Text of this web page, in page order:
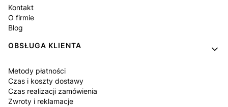
Kontakt
O firmie
Blog
OBSŁUGA KLIENTA
Metody płatności
Czas i koszty dostawy
Czas realizacji zamówienia
Zwroty i reklamacje